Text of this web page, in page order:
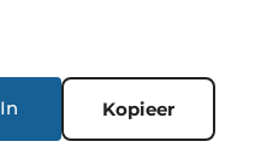
Kopieer